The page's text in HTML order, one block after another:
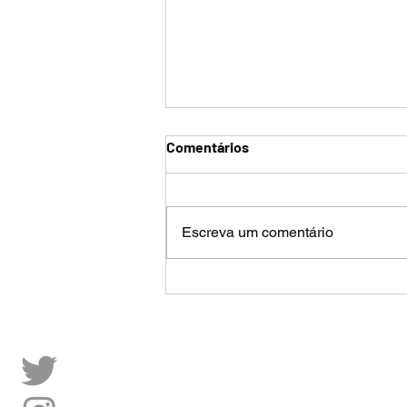
Comentários
Escreva um comentário